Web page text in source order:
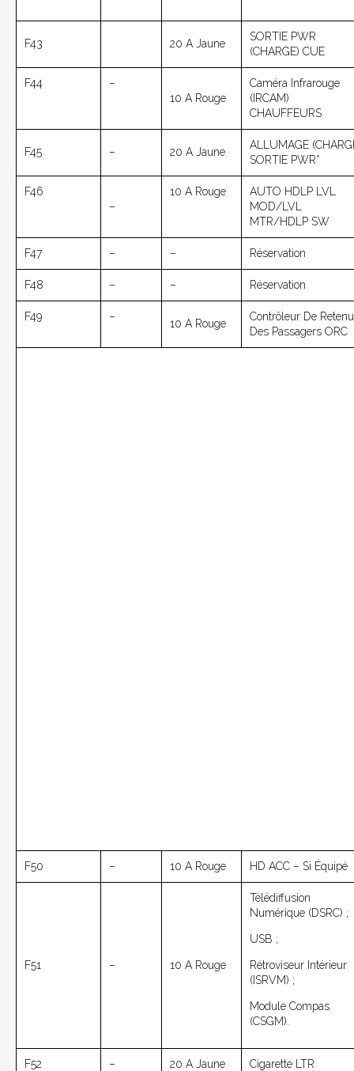
F43 20 A Jaune
SORTIE PWR
(CHARGE) CUE
F44
–
10 A Rouge
Caméra Infrarouge
(IRCAM)
CHAUFFEURS
F45 – 20 A Jaune
ALLUMAGE
SORTIE PWR*
F46
–
10 A Rouge
AUTO HDLP LVL
MOD/LVL
MTR/HDLP SW
F47 – – Réservation
F48 – – Réservation
F49 –
10 A Rouge
Contrôleur De
Des Passagers ORC
F50 – 10 A Rouge HD ACC – Si Équipé
F51 – 10 A Rouge
Télédiffusion
Numérique (DSRC) ;
USB ;
Rétroviseur Intérieur
(ISRVM) ;
Module Compas
(CSGM).
F52 – 20 A Jaune Cigarette LTR